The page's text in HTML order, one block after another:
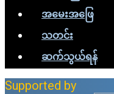
အမေးအဖြေ
သတင်း
ဆက်သွယ်ရန်
Supported by